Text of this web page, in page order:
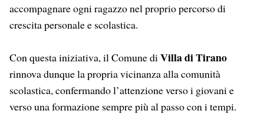
accompagnare ogni ragazzo nel proprio percorso di
crescita personale e scolastica.
Con questa iniziativa, il Comune diVilla di Tirano
rinnova dunque la propria vicinanza alla comunità
scolastica, confermando l’attenzione verso i giovani e
verso una formazione sempre più al passo con i tempi.